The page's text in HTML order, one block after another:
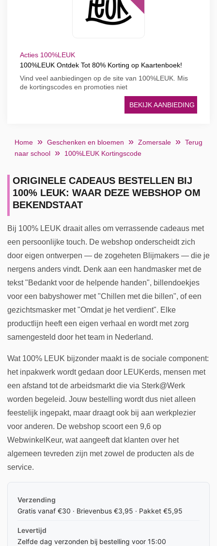
Acties 100%LEUK
100%LEUK Ontdek Tot 80% Korting op Kaartenboek!
Vind veel aanbiedingen op de site van 100%LEUK. Mis
de kortingscodes en promoties niet
BEKIJK AANBIEDING
Home Geschenken en bloemen Zomersale
Terug
naar school
100%LEUK Kortingscode
ORIGINELE CADEAUS BESTELLEN BIJ
100% LEUK: WAAR DEZE WEBSHOP OM
BEKENDSTAAT
Bij 100% LEUK draait alles om verrassende cadeaus met
een persoonlijke touch. De webshop onderscheidt zich
door eigen ontwerpen — de zogeheten Blijmakers — die je
nergens anders vindt. Denk aan een handmasker met de
tekst "Bedankt voor de helpende handen", billendoekjes
voor een babyshower met "Chillen met die billen", of een
gezichtsmasker met "Omdat je het verdient". Elke
productlijn heeft een eigen verhaal en wordt met zorg
samengesteld door het team in Nederland.
Wat 100% LEUK bijzonder maakt is de sociale component:
het inpakwerk wordt gedaan door LEUKerds, mensen met
een afstand tot de arbeidsmarkt die via Sterk@Werk
worden begeleid. Jouw bestelling wordt dus niet alleen
feestelijk ingepakt, maar draagt ook bij aan werkplezier
voor anderen. De webshop scoort een 9,6 op
WebwinkelKeur, wat aangeeft dat klanten over het
algemeen tevreden zijn met zowel de producten als de
service.
Verzending
Gratis vanaf €30 · Brievenbus €3,95 · Pakket €5,95
Levertijd
Zelfde dag verzonden bij bestelling voor 15:00